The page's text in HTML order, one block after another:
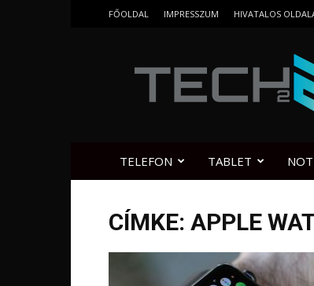
FŐOLDAL IMPRESSZUM HIVATALOS
TELEFON TABLET
CÍMKE: APPLE